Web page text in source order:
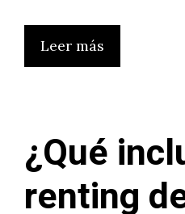
Leer más
¿Qué
renting